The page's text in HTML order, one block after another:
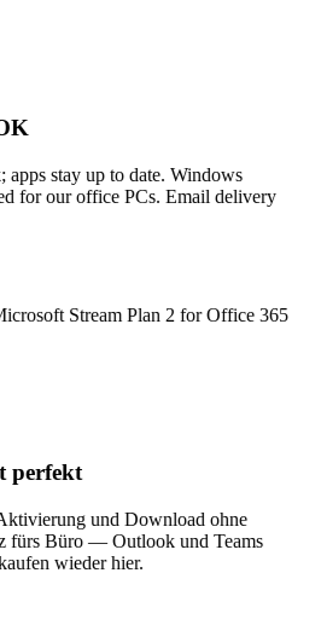
stay up to date. Windows
for our office PCs. Email delivery
Stream Plan 2 for Office 365
perfekt
und Download ohne
fürs Büro — Outlook und Teams
wieder hier.